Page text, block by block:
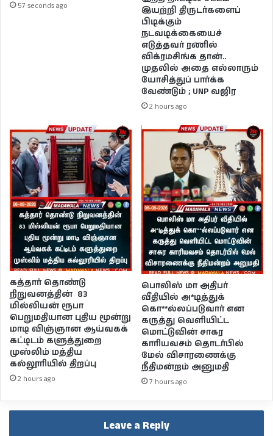
57 seconds ago
இயற்றி திருடர்களைப்
பிடிக்கும்
நடவடிக்கையைச்
எடுத்தவர் ரணில்
விக்ரமசிங்க தான்..
முதலில் அதை எல்லாரும்
யோசித்துப் பார்க்க
வேண்டும் ; UNP வஜிர
2 hours ago
கத்தார் தொண்டு
நிறுவனத்தின் 83
மில்லியன் ரூபா
பெறுமதியான புதிய மூன்று
மாடி விஞ்ஞான ஆய்வகக்
கட்டிடம் களுத்துறை
முஸ்லிம் மத்திய
கல்லூரியில் திறப்பு
2 hours ago
பொலிஸ் மா அதிபர்
வீதியில் அ*டித்துக்
கொ**ல்லப்படுவார் என
கருத்து வெளியிட்ட
மொட்டுவின் சாகர
காரியவசம் தொடர்பில்
மேல் விசாரணைக்கு
நீதிமன்றம் அனுமதி
7 hours ago
Leave a Reply